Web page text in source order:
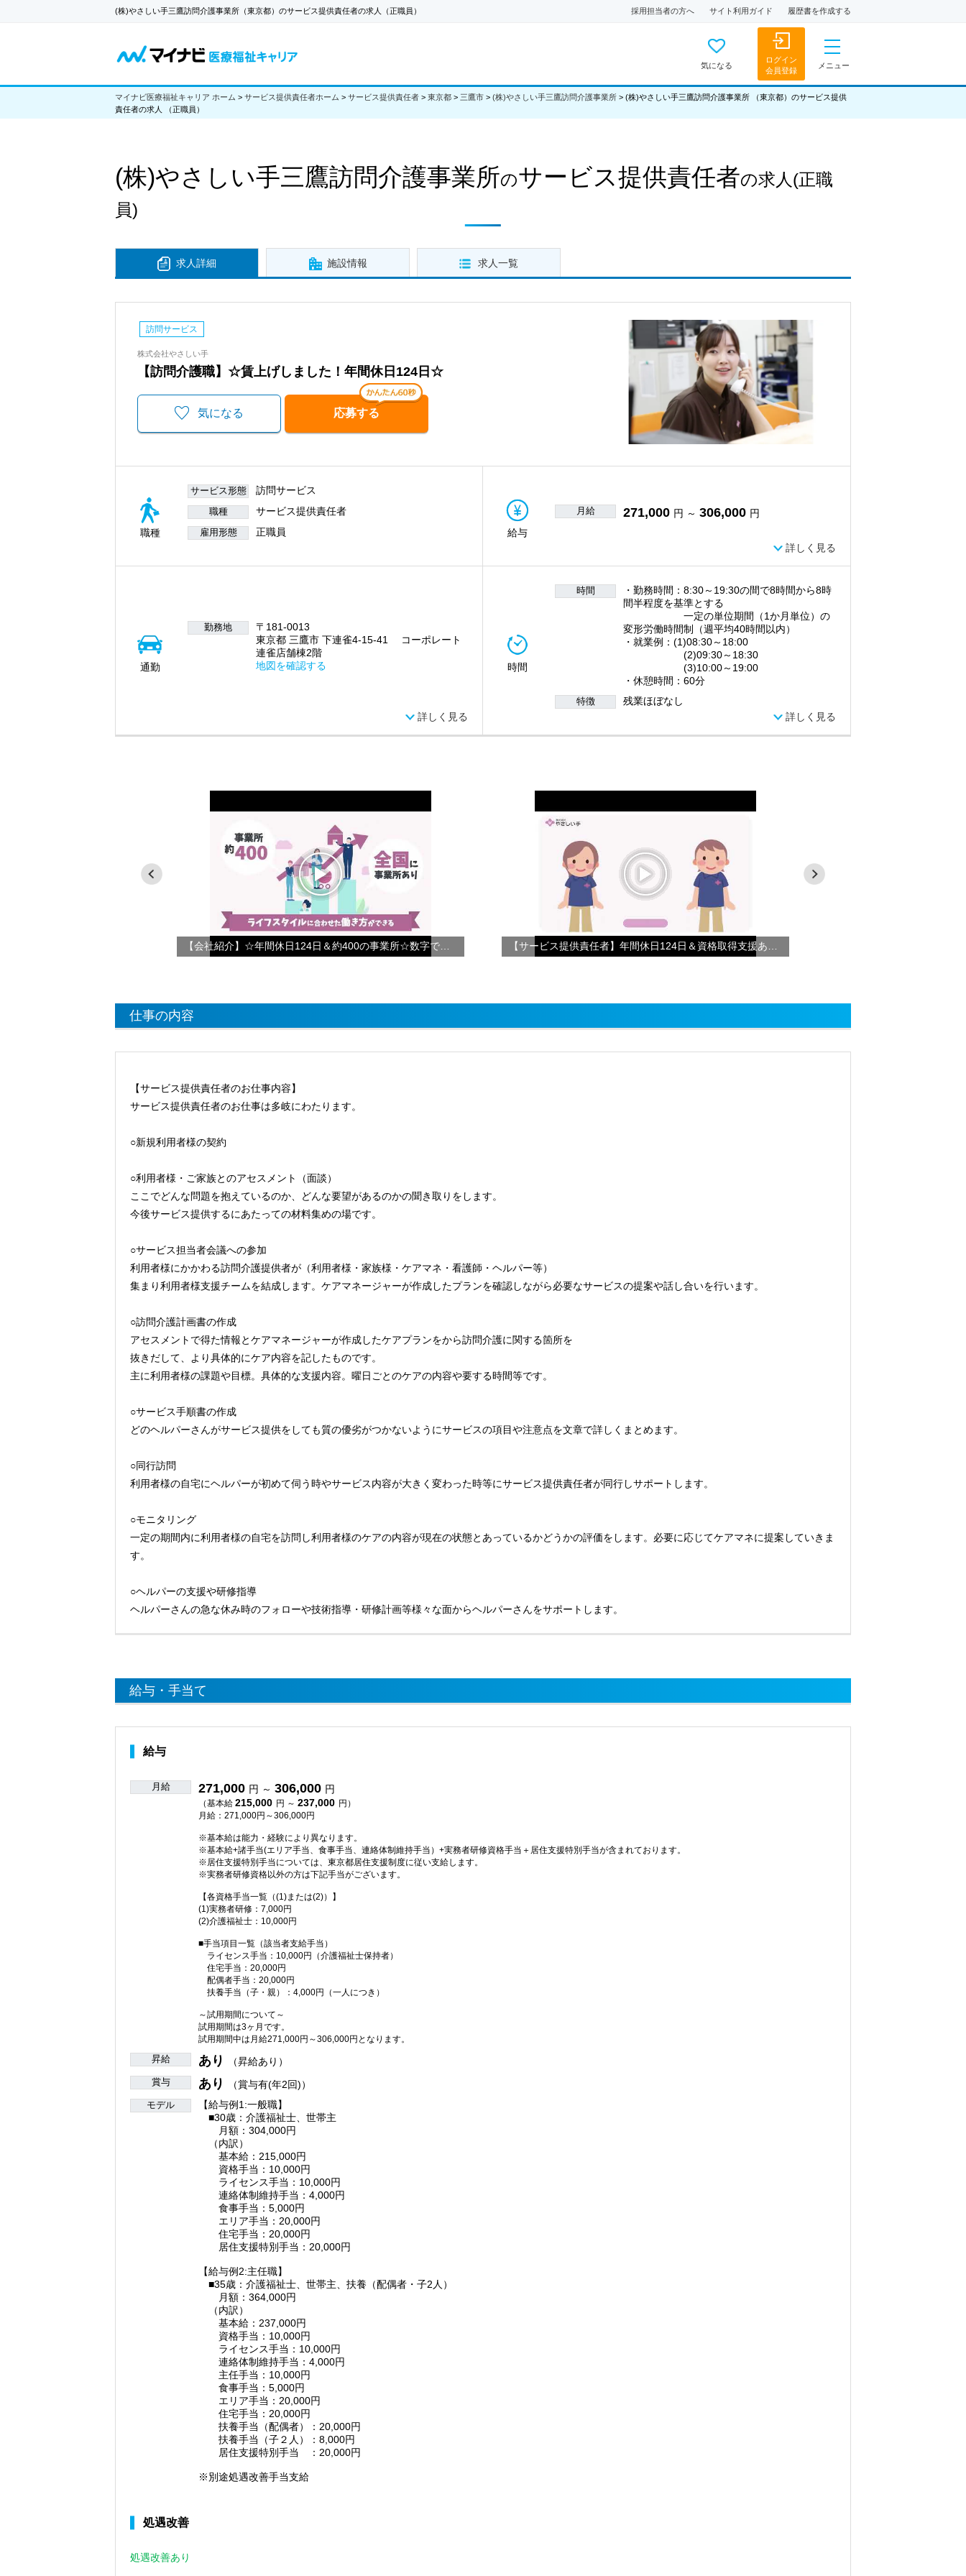
(株)やさしい手三鷹訪問介護事業所（東京都）のサービス提供責任者の求人（正職員） 採用担当者の方へ サイト利用ガイド 履歴書を作成する
気になる
ログイン
会員登録
メニュー
マイナビ医療福祉キャリア ホーム > サービス提供責任者ホーム > サービス提供責任者 > 東京都 > 三鷹市 > (株)やさしい手三鷹訪問介護事業所 > (株)やさしい手三鷹訪問介護事業所 （東京都）のサービス提供
責任者の求人 （正職員）
(株)やさしい手三鷹訪問介護事業所のサービス提供責任者の求人 (正職
員)
求人詳細 施設情報 求人一覧
訪問サービス
株式会社やさしい手
【訪問介護職】☆賃上げしました！年間休日124日☆
気になる 応募する
職種
サービス形態 訪問サービス
職種 サービス提供責任者
雇用形態 正職員 給与
月給 271,000 円 ～ 306,000 円
詳しく見る
通勤
勤務地
〒181-0013
東京都 三鷹市 下連雀4-15-41 コーポレート
連雀店舗棟2階
地図を確認する
詳しく見る
時間
時間
・勤務時間：8:30～19:30の間で8時間から8時
間半程度を基準とする
一定の単位期間（1か月単位）の
変形労働時間制（週平均40時間以内）
・就業例：(1)08:30～18:00
(2)09:30～18:30
(3)10:00～19:00
・休憩時間：60分
特徴 残業ほぼなし
詳しく見る
仕事の内容
【サービス提供責任者のお仕事内容】
サービス提供責任者のお仕事は多岐にわたります。
○新規利用者様の契約
○利用者様・ご家族とのアセスメント（面談）
ここでどんな問題を抱えているのか、どんな要望があるのかの聞き取りをします。
今後サービス提供するにあたっての材料集めの場です。
○サービス担当者会議への参加
利用者様にかかわる訪問介護提供者が（利用者様・家族様・ケアマネ・看護師・ヘルパー等）
集まり利用者様支援チームを結成します。ケアマネージャーが作成したプランを確認しながら必要なサービスの提案や話し合いを行います。
○訪問介護計画書の作成
アセスメントで得た情報とケアマネージャーが作成したケアプランをから訪問介護に関する箇所を
抜きだして、より具体的にケア内容を記したものです。
主に利用者様の課題や目標。具体的な支援内容。曜日ごとのケアの内容や要する時間等です。
○サービス手順書の作成
どのヘルパーさんがサービス提供をしても質の優劣がつかないようにサービスの項目や注意点を文章で詳しくまとめます。
○同行訪問
利用者様の自宅にヘルパーが初めて伺う時やサービス内容が大きく変わった時等にサービス提供責任者が同行しサポートします。
○モニタリング
一定の期間内に利用者様の自宅を訪問し利用者様のケアの内容が現在の状態とあっているかどうかの評価をします。必要に応じてケアマネに提案していきま
す。
○ヘルパーの支援や研修指導
ヘルパーさんの急な休み時のフォローや技術指導・研修計画等様々な面からヘルパーさんをサポートします。
給与・手当て
給与
月給 271,000 円 ～ 306,000 円
（基本給 215,000 円 ～ 237,000 円）
月給：271,000円～306,000円
※基本給は能力・経験により異なります。
※基本給+諸手当(エリア手当、食事手当、連絡体制維持手当）+実務者研修資格手当＋居住支援特別手当が含まれております。
※居住支援特別手当については、東京都居住支援制度に従い支給します。
※実務者研修資格以外の方は下記手当がございます。
【各資格手当一覧（(1)または(2)）】
(1)実務者研修：7,000円
(2)介護福祉士：10,000円
■手当項目一覧（該当者支給手当）
ライセンス手当：10,000円（介護福祉士保持者）
住宅手当：20,000円
配偶者手当：20,000円
扶養手当（子・親）：4,000円（一人につき）
～試用期間について～
試用期間は3ヶ月です。
試用期間中は月給271,000円～306,000円となります。
昇給 あり （昇給あり）
賞与 あり （賞与有(年2回)）
モデル
【給与例1:一般職】
■30歳：介護福祉士、世帯主
月額：304,000円
（内訳）
基本給：215,000円
資格手当：10,000円
ライセンス手当：10,000円
連絡体制維持手当：4,000円
食事手当：5,000円
エリア手当：20,000円
住宅手当：20,000円
居住支援特別手当：20,000円
【給与例2:主任職】
■35歳：介護福祉士、世帯主、扶養（配偶者・子2人）
月額：364,000円
（内訳）
基本給：237,000円
資格手当：10,000円
ライセンス手当：10,000円
連絡体制維持手当：4,000円
主任手当：10,000円
食事手当：5,000円
エリア手当：20,000円
住宅手当：20,000円
扶養手当（配偶者）：20,000円
扶養手当（子２人）：8,000円
居住支援特別手当 ：20,000円
※別途処遇改善手当支給
処遇改善
処遇改善あり